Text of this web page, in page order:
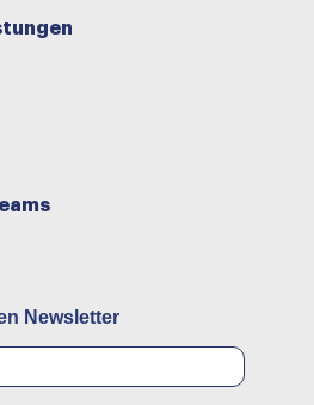
Newsletter